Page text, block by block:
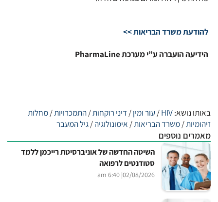
להודעת משרד הבריאות >>
הידיעה הועברה ע”י מערכת PharmaLine
באותו נושא:HIV
/עור ומין/דיני רוקחות/התמכרויות/מחלות
זיהומיות/משרד הבריאות/ אימונולוגיה/גיל המעבר
מאמרים נוספים
השיטה החדשה של אוניברסיטת רייכמן ללמד
סטודנטים לרפואה
02/08/2026
| 6:40 am